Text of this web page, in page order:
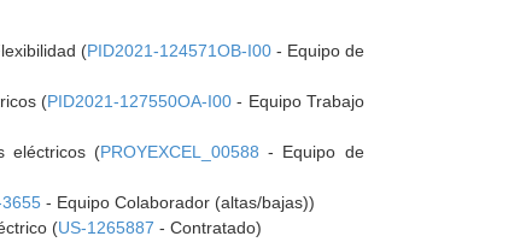
(PID2021-124571OB-I00- Equipo de
(PID2021-127550OA-I00 - Equipo Trabajo
eléctricos (PROYEXCEL_00588 - Equipo de
- Equipo Colaborador (altas/bajas))
(US-1265887 - Contratado)